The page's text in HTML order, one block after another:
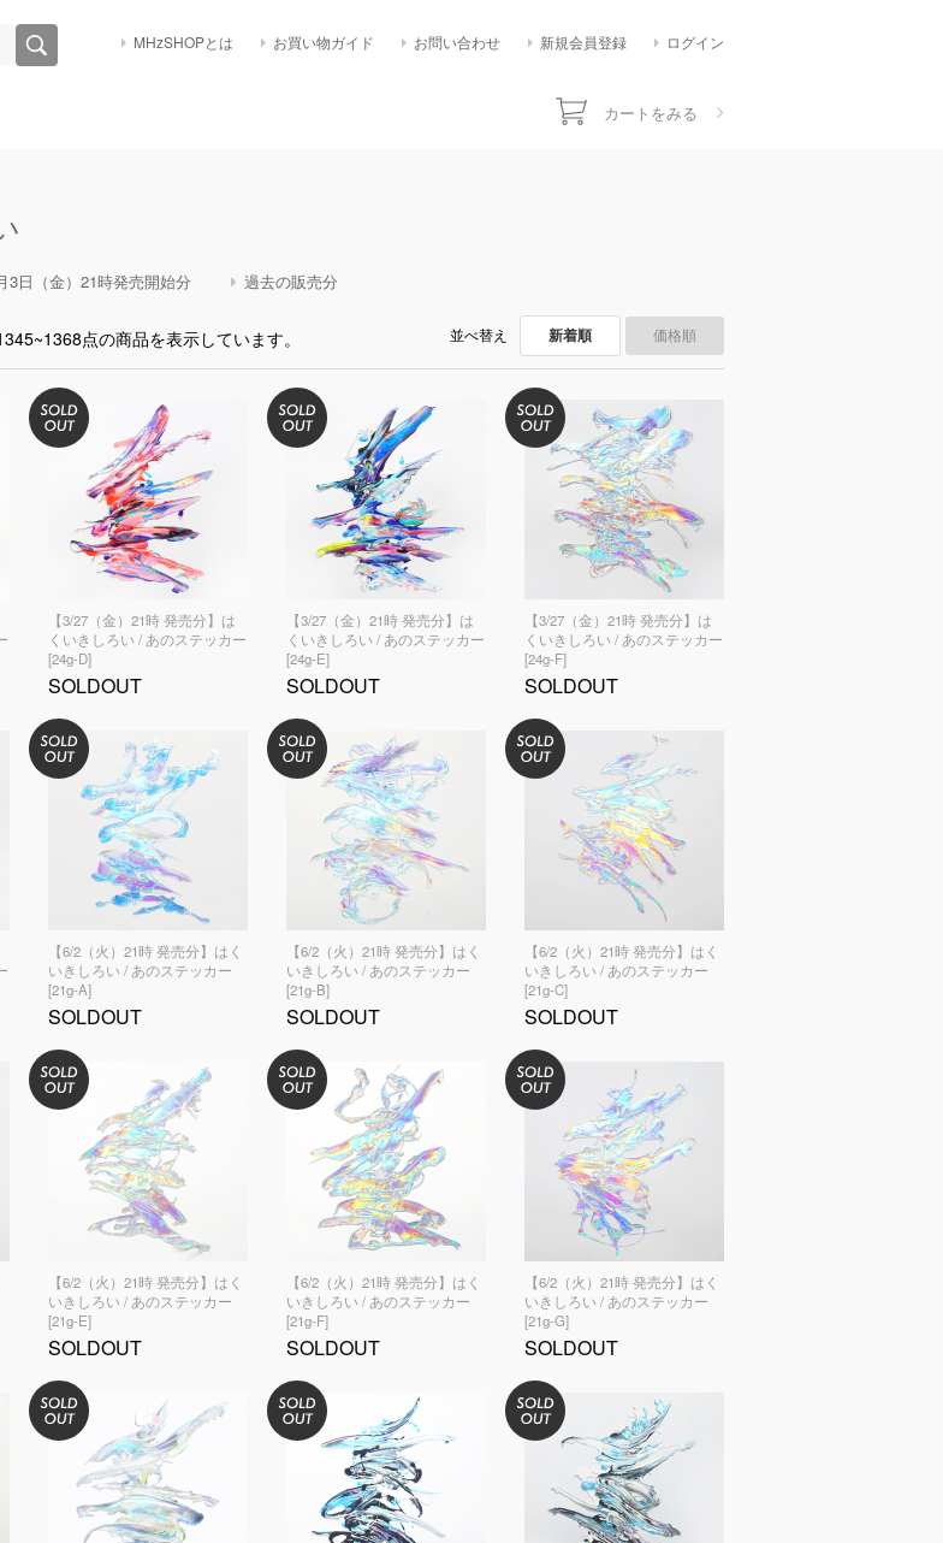
MHzSHOPとは お買い物ガイド お問い合わせ 新規会員登録 ログイン
カートをみる
3日（金）21時発売開始分 過去の販売分
点の商品を表示しています。 並べ替え 新着順 価格順
【3/27（金）21時 発売分】は
くいきしろい / あのステッカー
[24g-D]
SOLDOUT
【3/27（金）21時 発売分】は
くいきしろい / あのステッカー
[24g-E]
SOLDOUT
【3/27（金）21時 発売分】は
くいきしろい / あのステッカー
[24g-F]
SOLDOUT
【6/2（火）21時 発売分】はく
いきしろい / あのステッカー
[21g-A]
SOLDOUT
【6/2（火）21時 発売分】はく
いきしろい / あのステッカー
[21g-B]
SOLDOUT
【6/2（火）21時 発売分】はく
いきしろい / あのステッカー
[21g-C]
SOLDOUT
【6/2（火）21時 発売分】はく
いきしろい / あのステッカー
[21g-E]
SOLDOUT
【6/2（火）21時 発売分】はく
いきしろい / あのステッカー
[21g-F]
SOLDOUT
【6/2（火）21時 発売分】はく
いきしろい / あのステッカー
[21g-G]
SOLDOUT